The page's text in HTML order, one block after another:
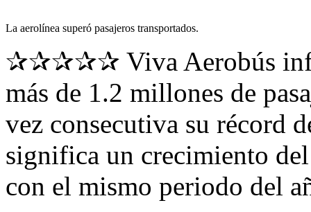
La aerolínea superó pasajeros transportados.
✰✰✰✰✰ Viva Aerobús
más de 1.2 millones de
vez consecutiva su récord
significa un crecimiento
con el mismo periodo del